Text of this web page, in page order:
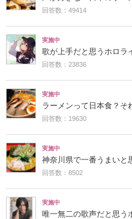
回答数：49414
実施中
歌が上手だと思うホロラ
回答数：23836
実施中
ラーメンって日本食？そ
回答数：19630
実施中
神奈川県で一番うまいと
回答数：8502
実施中
唯一無二の歌声だと思う